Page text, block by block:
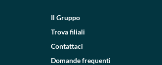
Il Gruppo
Trova filiali
Contattaci
Domande frequenti